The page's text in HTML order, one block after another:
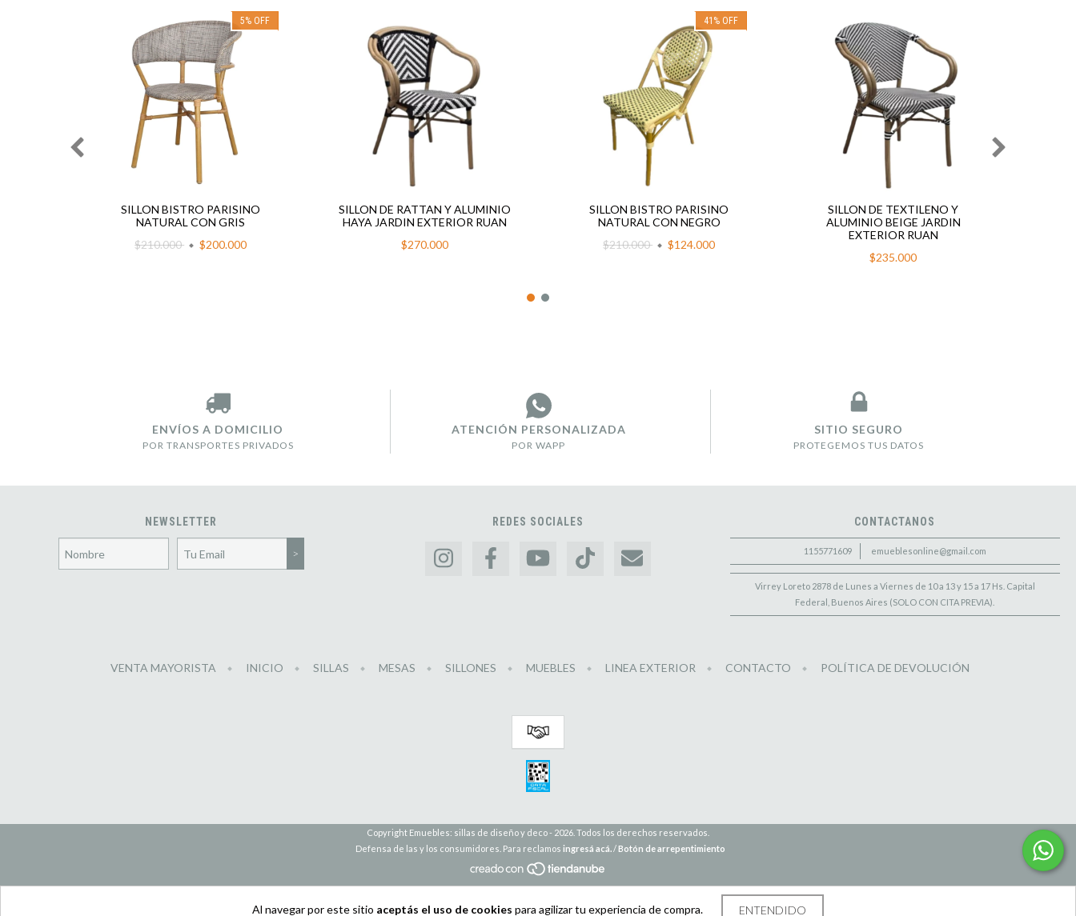
Al navegar por este sitio aceptás el uso de cookies para agilizar tu experiencia de compra. ENTENDIDO
5% OFF
SILLON BISTRO PARISINO
NATURAL CON GRIS
$210.000
$200.000
SILLON DE RATTAN Y ALUMINIO
HAYA JARDIN EXTERIOR RUAN
$270.000
41 % OFF
SILLON BISTRO PARISINO
NATURAL CON NEGRO
$210.000
$124.000
SILLON DE TEXTILENO Y
ALUMINIO BEIGE JARDIN
EXTERIOR RUAN
$235.000
ENVÍOS A DOMICILIO
POR TRANSPORTES PRIVADOS
ATENCIÓN PERSONALIZADA
POR WAPP
SITIO SEGURO
PROTEGEMOS TUS DATOS
NEWSLETTER REDES SOCIALES CONTACTANOS
1155771609 emueblesonline@gmail.com
Virrey Loreto 2878 de Lunes a Viernes de 10 a 13 y 15 a 17 Hs. Capital
Federal, Buenos Aires (SOLO CON CITA PREVIA).
VENTA MAYORISTA INICIO SILLAS MESAS SILLONES MUEBLES LINEA EXTERIOR CONTACTO POLÍTICA DE DEVOLUCIÓN
Copyright Emuebles: sillas de diseño y deco - 2026. Todos los derechos reservados.
Defensa de las y los consumidores. Para reclamos ingresá acá./Botón de arrepentimiento